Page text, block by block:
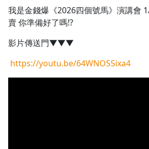
我是金錢爆《2026四個號馬》演講會
賣 你準備好了嗎!?
影片傳送門▼▼▼
https://youtu.be/64WNOS5ixa4
1.75x
1.0x
去逛逛